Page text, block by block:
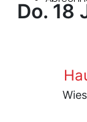
Do. 18